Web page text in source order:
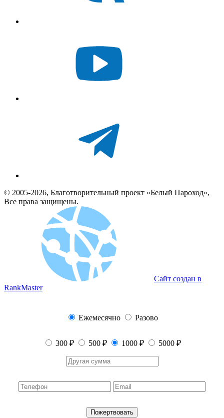
© 2005-2026, Благотворительный проект «Белый Пароход»,
Все права защищены.
Сайт создан в
RankMaster
Ежемесячно Разово
300 ₽ 500 ₽ 1000 ₽ 5000 ₽
Пожертвовать